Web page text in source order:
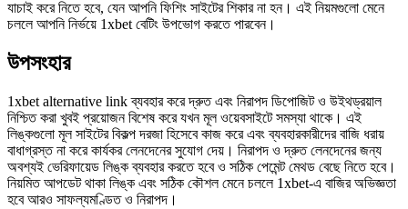
যাচাই করে নিতে হবে, যেন আপনি ফিশিং সাইটের শিকার না হন। এই নিয়মগুলো মেনে
চললে আপনি নির্ভয়ে 1xbet বেটিং উপভোগ করতে পারবেন।
উপসংহার
1xbet alternative link ব্যবহার করে দ্রুত এবং নিরাপদ ডিপোজিট ও উইথড্রয়াল
নিশ্চিত করা খুবই প্রয়োজন বিশেষ করে যখন মূল ওয়েবসাইটে সমস্যা থাকে। এই
লিঙ্কগুলো মূল সাইটের বিকল্প দরজা হিসেবে কাজ করে এবং ব্যবহারকারীদের বাজি ধরায়
বাধাগ্রস্ত না করে কার্যকর লেনদেনের সুযোগ দেয়। নিরাপদ ও দ্রুত লেনদেনের জন্য
অবশ্যই ভেরিফায়েড লিঙ্ক ব্যবহার করতে হবে ও সঠিক পেমেন্ট মেথড বেছে নিতে হবে।
নিয়মিত আপডেট থাকা লিঙ্ক এবং সঠিক কৌশল মেনে চললে 1xbet-এ বাজির অভিজ্ঞতা
হবে আরও সাফল্যমণ্ডিত ও নিরাপদ।